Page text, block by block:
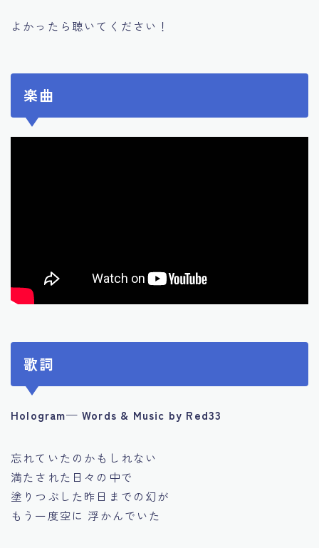
よかったら聴いてください！
楽曲
歌詞
Hologram— Words & Music by Red33
忘れていたのかもしれない
満たされた日々の中で
塗りつぶした昨日までの幻が
もう一度空に 浮かんでいた